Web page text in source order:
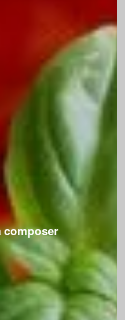
composer